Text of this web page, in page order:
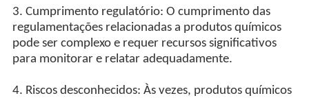
3. Cumprimento regulatório: O cumprimento das
regulamentações relacionadas a produtos químicos
pode ser complexo e requer recursos significativos
para monitorar e relatar adequadamente.
4. Riscos desconhecidos: Às vezes, produtos químicos